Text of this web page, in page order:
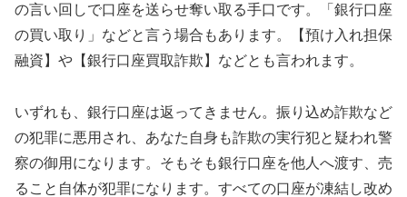
の言い回しで口座を送らせ奪い取る手口です。「銀行口座
の買い取り」などと言う場合もあります。【預け入れ担保
融資】や【銀行口座買取詐欺】などとも言われます。
いずれも、銀行口座は返ってきません。振り込め詐欺など
の犯罪に悪用され、あなた自身も詐欺の実行犯と疑われ警
察の御用になります。そもそも銀行口座を他人へ渡す、売
ること自体が犯罪になります。すべての口座が凍結し改め